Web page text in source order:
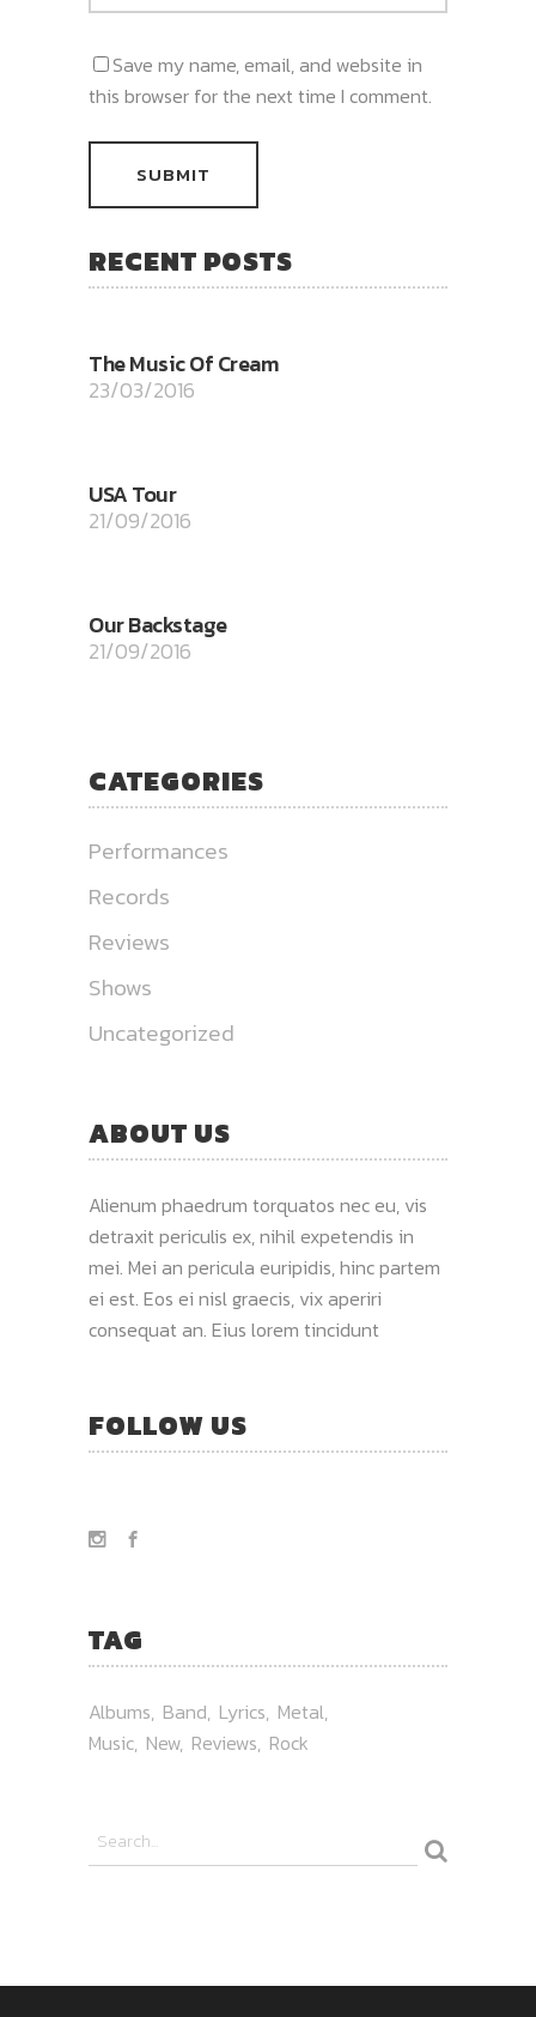
Save my name, email, and website in
this browser for the next time I comment.
RECENT POSTS
The Music Of Cream
23/03/2016
USA Tour
21/09/2016
Our Backstage
21/09/2016
CATEGORIES
Performances
Records
Reviews
Shows
Uncategorized
ABOUT US
Alienum phaedrum torquatos nec eu, vis
detraxit periculis ex, nihil expetendis in
mei. Mei an pericula euripidis, hinc partem
ei est. Eos ei nisl graecis, vix aperiri
consequat an. Eius lorem tincidunt
FOLLOW US
TAG
Albums Band Lyrics Metal
Music New Reviews Rock